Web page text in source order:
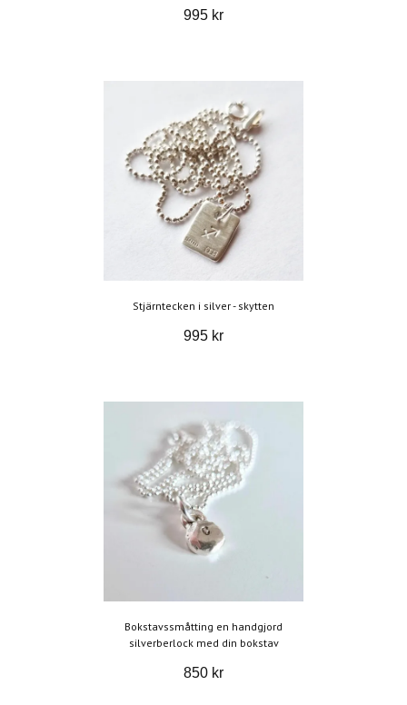
995 kr
Stjärntecken i silver - skytten
995 kr
Bokstavssmåtting en handgjord
silverberlock med din bokstav
850 kr